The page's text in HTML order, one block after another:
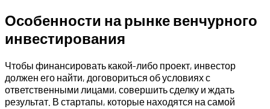
Особенности на рынке венчурного
инвестирования
Чтобы финансировать какой-либо проект, инвестор
должен его найти, договориться об условиях с
ответственными лицами, совершить сделку и ждать
результат. В стартапы, которые находятся на самой